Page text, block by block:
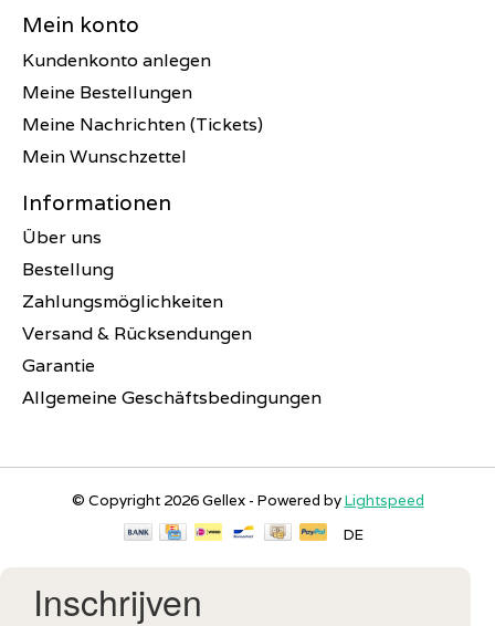
Mein konto
Kundenkonto anlegen
Meine Bestellungen
Meine Nachrichten (Tickets)
Mein Wunschzettel
Informationen
Über uns
Bestellung
Zahlungsmöglichkeiten
Versand & Rücksendungen
Garantie
Allgemeine Geschäftsbedingungen
© Copyright 2026 Gellex - Powered byLightspeed
DE
Inschrijven